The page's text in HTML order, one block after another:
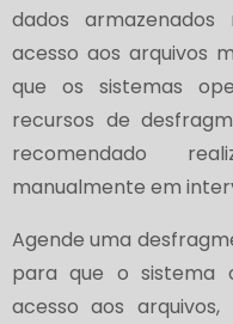
dados
acesso aos arquivos
que os sistemas
recursos de
recomendado
manualmente em
Agende uma
para que o sistema
acesso aos